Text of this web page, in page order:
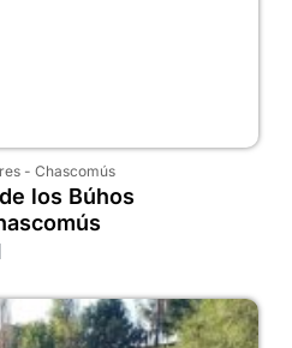
- Chascomús
los Búhos